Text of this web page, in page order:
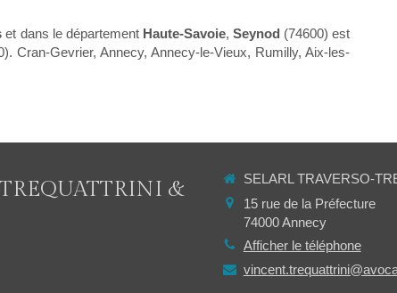
et dans le département Haute-Savoie, Seynod (74600) est
Cran-Gevrier, Annecy, Annecy-le-Vieux, Rumilly, Aix-les-
&
SELARL TRAVERSO-
15 rue de la Préfecture
74000Annecy
Afficher le téléphone